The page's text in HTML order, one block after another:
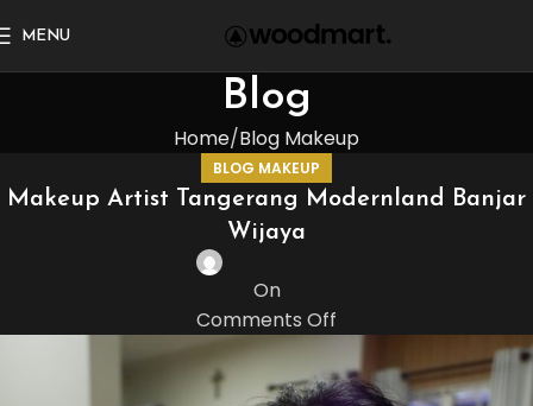
MENU
Blog
Home Blog Makeup
BLOG MAKEUP
Makeup Artist Tangerang Modernland Banjar
Wijaya
On
Comments Off